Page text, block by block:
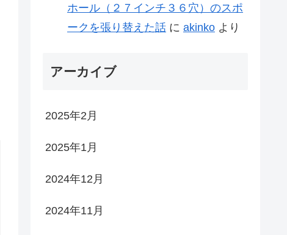
ホール（２７インチ３６穴）のスポ
ークを張り替えた話 に akinko より
アーカイブ
2025年2月
2025年1月
2024年12月
2024年11月